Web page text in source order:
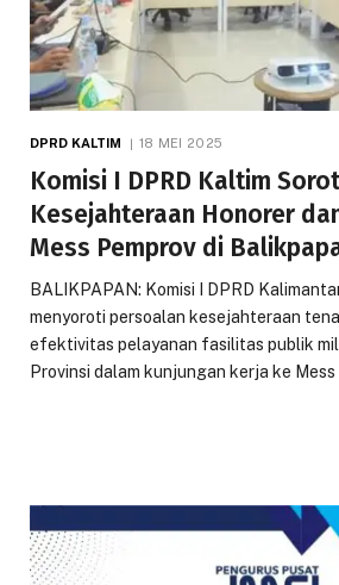
DPRD KALTIM 18 MEI 2025
Komisi I DPRD Kaltim
Kesejahteraan Honorer
Mess Pemprov di
BALIKPAPAN: Komisi I DPRD
menyoroti persoalan kesejahteraan
efektivitas pelayanan fasilitas publik
Provinsi dalam kunjungan kerja ke